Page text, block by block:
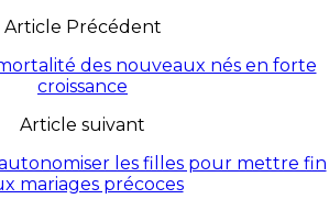
Article Précédent
des nouveaux nés en forte
croissance
Article suivant
les filles pour mettre fin
mariages précoces